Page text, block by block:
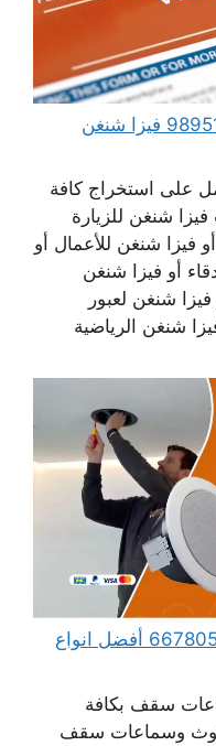
مكتب استخراج فيزا شنغن 98951133 فيزا شنغن
على استخراج كافة
شنغن للزيارة
فيزا شنغن للأعمال أو
أو فيزا شنغن
شنغن لعبور
شنغن الرياضية
فني سماعات سقف بلوتوث 66780530 أفضل انواع
سقف بكافة
وسماعات سقف